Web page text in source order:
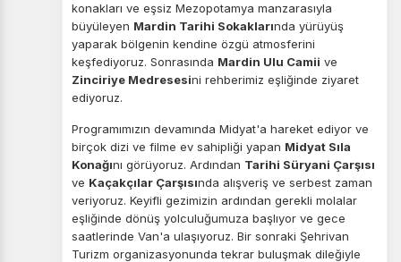
konakları ve eşsiz Mezopotamya manzarasıyla
büyüleyen Mardin Tarihi Sokaklarında yürüyüş
yaparak bölgenin kendine özgü atmosferini
keşfediyoruz. Sonrasında Mardin Ulu Camii ve
Zinciriye Medresesini rehberimiz eşliğinde ziyaret
ediyoruz.
Programımızın devamında Midyat'a hareket ediyor ve
birçok dizi ve filme ev sahipliği yapan Midyat Sıla
Konağını görüyoruz. Ardından Tarihi Süryani Çarşısı
ve Kaçakçılar Çarşısında alışveriş ve serbest zaman
veriyoruz. Keyifli gezimizin ardından gerekli molalar
eşliğinde dönüş yolculuğumuza başlıyor ve gece
saatlerinde Van'a ulaşıyoruz. Bir sonraki Şehrivan
Turizm organizasyonunda tekrar buluşmak dileğiyle